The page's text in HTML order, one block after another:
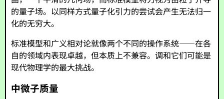
的量子场。以同样方式量子化引力的尝试会产生无法归一
化的无穷大。
标准模型和广义相对论就像两个不同的操作系统——在各
自的领域内表现卓越，但本质上不兼容。调和它们可能是
现代物理学的最大挑战。
中微子质量